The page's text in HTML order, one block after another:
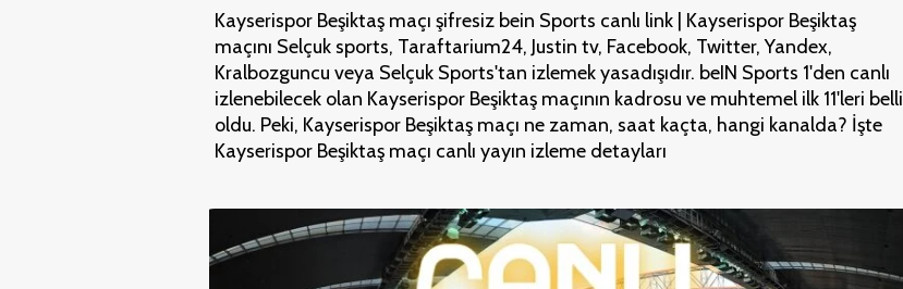
Kayserispor Beşiktaş maçı şifresiz bein Sports canlı link | Kayserispor Beşiktaş
maçını Selçuk sports, Taraftarium24, Justin tv, Facebook, Twitter, Yandex,
Kralbozguncu veya Selçuk Sports'tan izlemek yasadışıdır. beIN Sports 1'den canlı
izlenebilecek olan Kayserispor Beşiktaş maçının kadrosu ve muhtemel ilk 11'leri belli
oldu. Peki, Kayserispor Beşiktaş maçı ne zaman, saat kaçta, hangi kanalda? İşte
Kayserispor Beşiktaş maçı canlı yayın izleme detayları